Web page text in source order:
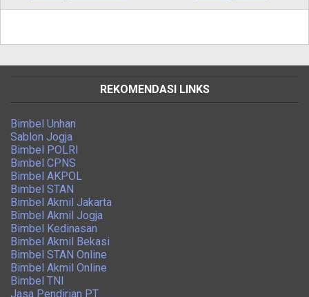
REKOMENDASI LINKS
Bimbel Unhan
Sablon Jogja
Bimbel POLRI
Bimbel CPNS
Bimbel AKPOL
Bimbel STAN
Bimbel Akmil Jakarta
Bimbel Akmil Jogja
Bimbel Kedinasan
Bimbel Akmil Bekasi
Bimbel STAN Online
Bimbel Akmil Online
Bimbel TNI
Jasa Pendirian PT